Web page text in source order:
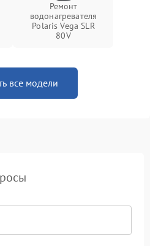
Ремонт
водонагревателя
Polaris Vega SLR
80V
все модели